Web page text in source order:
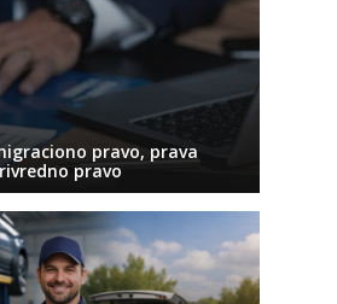
pravo, prava
pravo